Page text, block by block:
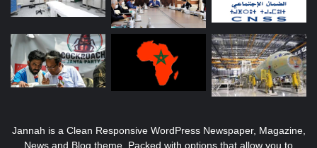
Jannah is a Clean Responsive WordPress Newspaper, Magazine,
News and Blog theme. Packed with options that allow you to